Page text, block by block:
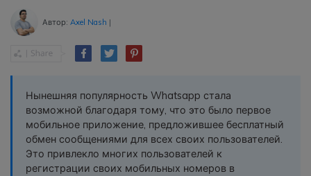
Поддержка
восстанавливайте данные.
Перенос данных смартфона
Передавайте сообщения,
фотографии, видео и многое
другое со смартфона на смартфон,
со смартфона на ПК и наоборот.
Цены для Android
Блог
Популярные темы
Конкурсы и мероприятияСкачать
Автор:Axel Nash |
Нынешняя популярность Whatsapp стала
возможной благодаря тому, что это было первое
мобильное приложение, предложившее бесплатный
обмен сообщениями для всех своих пользователей.
Это привлекло многих пользователей к
регистрации своих мобильных номеров в